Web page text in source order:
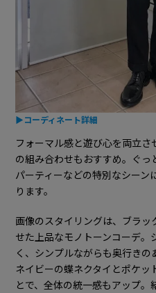
▶コーディネート詳細
フォーマル感と遊び心を両立
の組み合わせもおすすめ。ぐ
パーティーなどの特別なシーン
ります。
画像のスタイリングは、ブラ
せた上品なモノトーンコーデ。
く、シンプルながらも奥行きの
ネイビーの蝶ネクタイとポケッ
とで、全体の統一感もアップ。